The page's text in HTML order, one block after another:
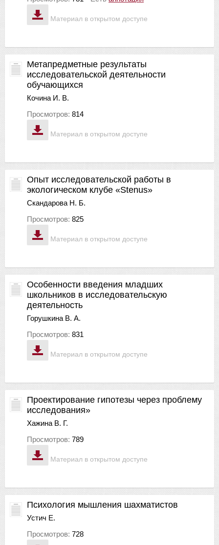
Материал в открытом доступе
Материал в открытом доступе
Метапредметные результаты
исследовательской деятельности
обучающихся
Кочина И. В.
Просмотров: 814
Материал в открытом доступе
Опыт исследовательской работы в
экологическом клубе «Stenus»
Скандарова Н. Б.
Просмотров: 825
Материал в открытом доступе
Особенности введения младших
школьников в исследовательскую
деятельность
Горушкина В. А.
Просмотров: 831
Материал в открытом доступе
Проектирование гипотезы через проблему
исследования»
Хажина В. Г.
Просмотров: 789
Психология мышления шахматистов
Устич Е.
Просмотров: 728